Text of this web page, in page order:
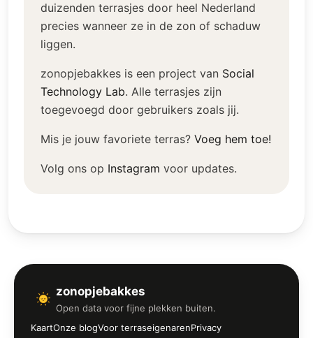
duizenden terrasjes door heel Nederland
precies wanneer ze in de zon of schaduw
liggen.
zonopjebakkes is een project van Social
Technology Lab. Alle terrasjes zijn
toegevoegd door gebruikers zoals jij.
Mis je jouw favoriete terras? Voeg hem toe!
Volg ons op Instagram voor updates.
zonopjebakkes
Open data voor fijne plekken buiten.
KaartOnze blogVoor terraseigenarenPrivacy